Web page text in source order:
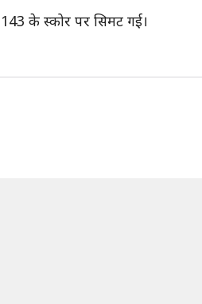
के स्कोर पर सिमट गई।